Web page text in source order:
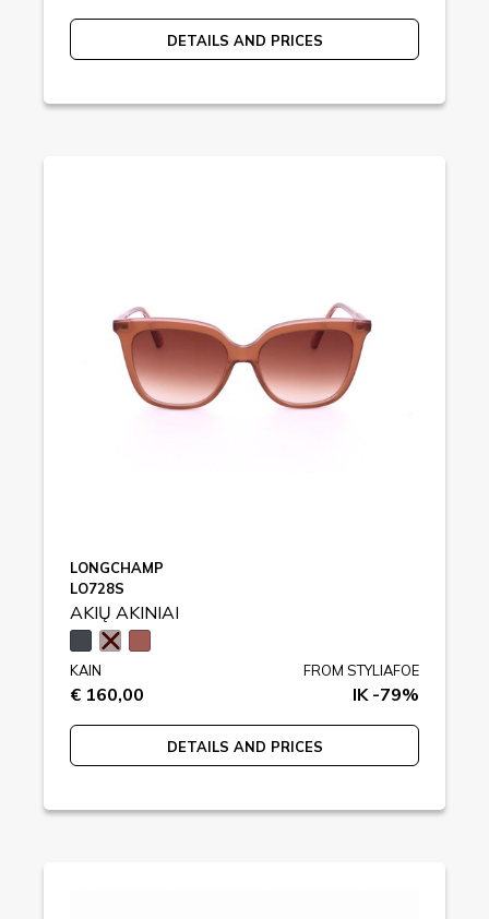
DETAILS AND PRICES
LONGCHAMP
LO728S
AKIŲ AKINIAI
KAIN
€ 160,00
FROM STYLIAFOE
IK -79%
DETAILS AND PRICES